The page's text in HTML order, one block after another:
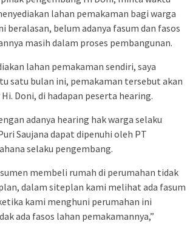
lahan pemakaman bagi warga
beralasan, belum adanya fasum dan fasos
masih dalam proses pembangunan.
lahan pemakaman sendiri, saya
satu bulan ini, pemakaman tersebut akan
Doni, di hadapan peserta hearing.
adanya hearing hak warga selaku
Saujana dapat dipenuhi oleh PT
selaku pengembang.
membeli rumah di perumahan tidak
dalam siteplan kami melihat ada fasum
kami menghuni perumahan ini
ada fasos lahan pemakamannya,”